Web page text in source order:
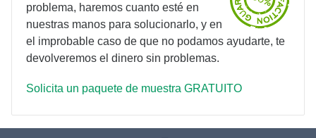
problema, haremos cuanto esté en
nuestras manos para solucionarlo, y en
el improbable caso de que no podamos ayudarte, te
devolveremos el dinero sin problemas.
Solicita un paquete de muestra GRATUITO